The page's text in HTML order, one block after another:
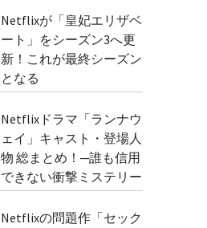
Netflixが「皇妃エリザベ
ート」をシーズン3へ更
新！これが最終シーズン
となる
Netflixドラマ「ランナウ
ェイ」キャスト・登場人
物 総まとめ！─誰も信用
できない衝撃ミステリー
Netflixの問題作「セック